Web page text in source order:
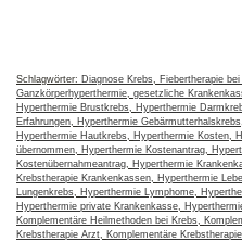
Diagnose Krebs –
einer Krebstherapie
Schlagwörter: Diagnose Krebs Fiebertherapie
Ganzkörperhyperthermie gesetzliche
Hyperthermie Brustkrebs
Hyperthermie
Erfahrungen
Hyperthermie Gebärmutterhalskrebs
Hyperthermie Hautkrebs
Hyperthermie Kosten
übernommen
Hyperthermie Kostenantrag
Kostenübernahmeantrag
Hyperthermie
Krebstherapie Krankenkassen
Hyperthermie
Lungenkrebs
Hyperthermie Lymphome
Hyperthermie private Krankenkasse
Komplementäre Heilmethoden bei Krebs
Krebstherapie Arzt
Komplementäre